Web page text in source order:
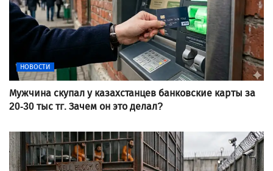
НОВОСТИ
Мужчина скупал у казахстанцев банковские карты за
20-30 тыс тг. Зачем он это делал?